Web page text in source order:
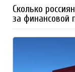
Сколько
за финансовой